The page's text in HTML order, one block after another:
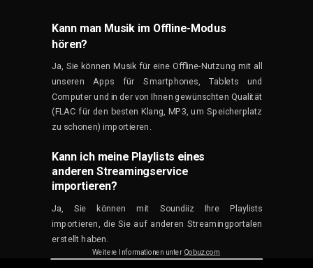
Kann man Musik im Offline-Modus
hören?
Ja, Sie können Musik für eine Offline-Nutzung mit all
unseren Apps für Smartphones, Tablets und
Computer und in der von Ihnen gewünschten Qualität
(FLAC für den besten Klang, MP3, um Speicherplatz
zu schonen) importieren.
Kann ich meine Playlists eines
anderen Streamingservice
importieren?
Ja, Sie können mit Soundiiz Ihre Playlists
importieren, die Sie auf anderen Streamingportalen
erstellt haben.
Weitere Informationen unter Qobuz.com